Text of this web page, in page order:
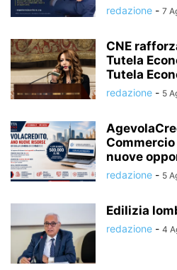
redazione - 7
CNE
Tutela
Tutela
redazione - 5
nuove
redazione - 5
Edilizia
redazione - 4